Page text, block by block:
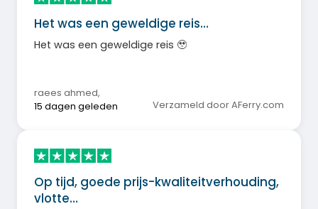
Het was een geweldige reis…
Het was een geweldige reis 🥹
raees ahmed,
15 dagen geleden
Verzameld door AFerry.com
Op tijd, goede prijs-kwaliteitverhouding,
vlotte…